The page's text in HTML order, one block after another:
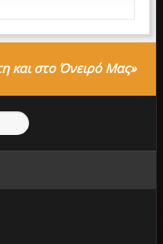
και στο Όνειρό Μας»